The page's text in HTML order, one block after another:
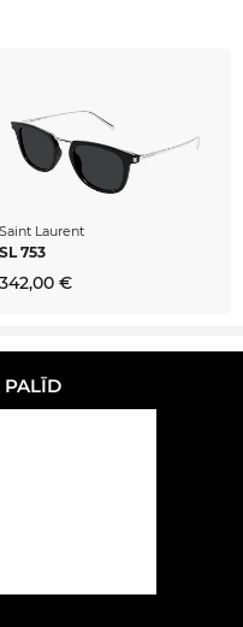
Saint Laurent
SL 753
342,00 €
PALĪD